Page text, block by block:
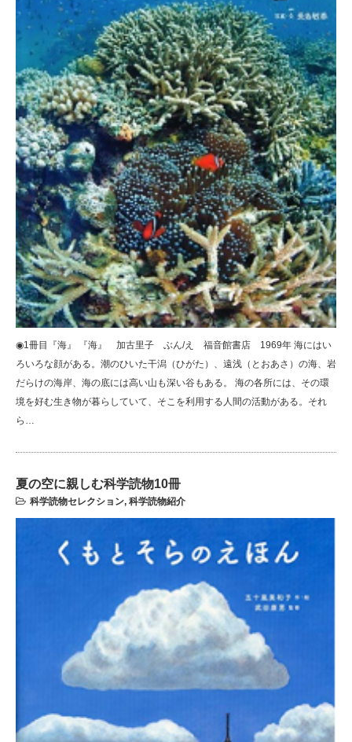
◉1冊目『海』 『海』 加古里子 ぶん/え 福音館書店 1969年 海にはい
ろいろな顔がある。潮のひいた干潟（ひがた）、遠浅（とおあさ）の海、岩
だらけの海岸、海の底には高い山も深い谷もある。 海の各所には、その環
境を好む生き物が暮らしていて、そこを利用する人間の活動がある。それ
ら…
夏の空に親しむ科学読物10冊
科学読物セレクション, 科学読物紹介